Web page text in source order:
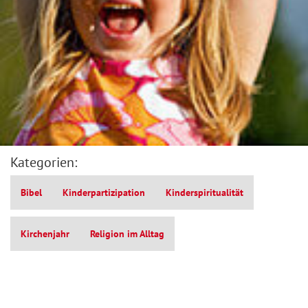
Kategorien:
Bibel Kinderpartizipation Kinderspiritualität
Kirchenjahr Religion im Alltag